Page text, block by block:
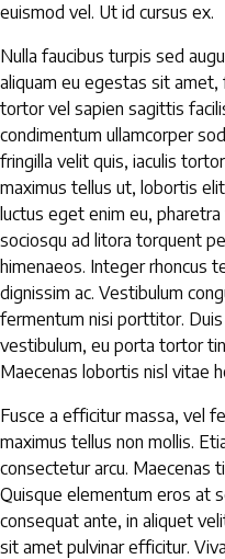
euismod vel. Ut id cursus ex.
Nulla faucibus turpis sed
aliquam eu egestas sit
tortor vel sapien sagittis
condimentum ullamcorper
fringilla velit quis, iaculis
maximus tellus ut, lobortis
luctus eget enim eu,
sociosqu ad litora torquent
himenaeos. Integer rhoncus
dignissim ac. Vestibulum
fermentum nisi porttitor.
vestibulum, eu porta tortor
Maecenas lobortis nisl vitae
Fusce a efficitur massa, vel
maximus tellus non mollis.
consectetur arcu. Maecenas
Quisque elementum eros at
consequat ante, in aliquet
sit amet pulvinar efficitur.